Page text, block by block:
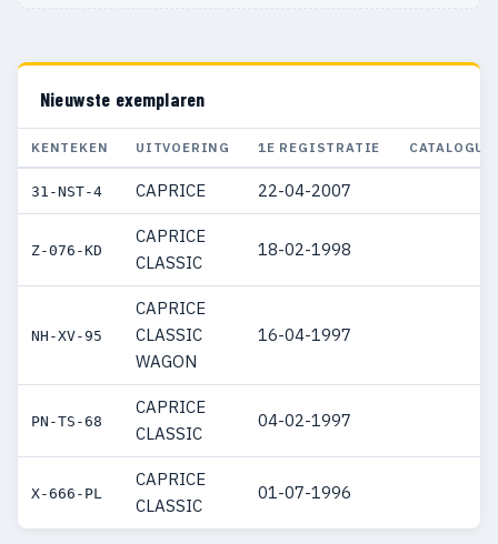
Nieuwste exemplaren
KENTEKEN UITVOERING 1E REGISTRATIE
31-NST-4 CAPRICE 22-04-2007
Z-076-KD
CAPRICE
CLASSIC
18-02-1998
NH-XV-95
CAPRICE
CLASSIC
WAGON
16-04-1997
PN-TS-68
CAPRICE
CLASSIC
04-02-1997
X-666-PL
CAPRICE
CLASSIC
01-07-1996